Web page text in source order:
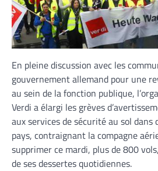
En pleine discussion avec les
gouvernement allemand pour une
au sein de la fonction publique,
Verdi a élargi les grèves
aux services de sécurité au sol dans
pays, contraignant la compagne
supprimer ce mardi, plus de 800
de ses dessertes quotidiennes.